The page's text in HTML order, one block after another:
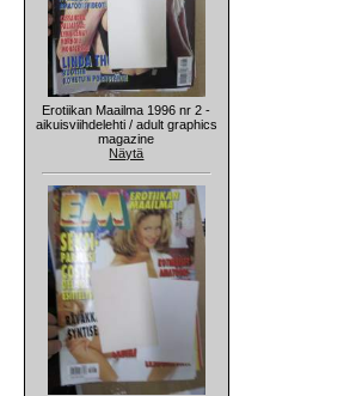
Erotiikan Maailma 1996 nr 2 -
aikuisviihdelehti / adult graphics
magazine
Näytä